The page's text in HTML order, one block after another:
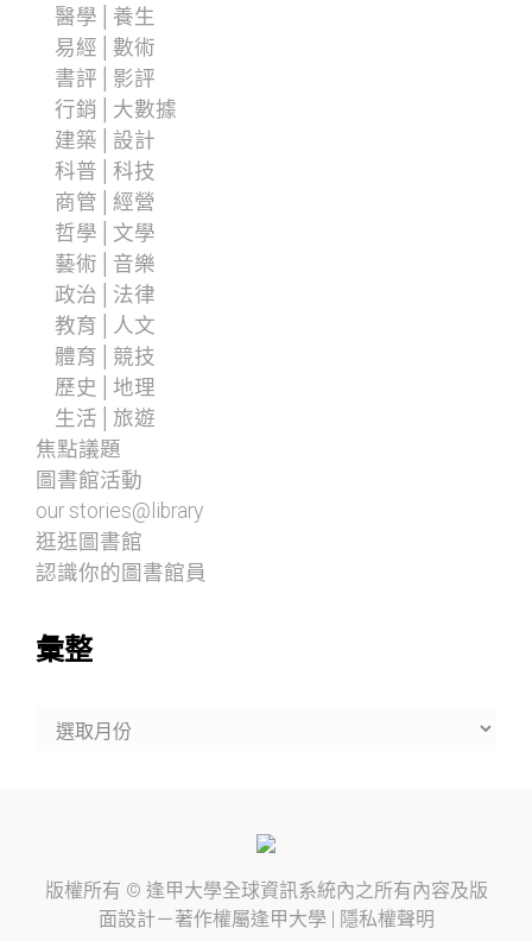
醫學│養生
易經│數術
書評│影評
行銷│大數據
建築│設計
科普│科技
商管│經營
哲學│文學
藝術│音樂
政治│法律
教育│人文
體育│競技
歷史│地理
生活│旅遊
焦點議題
圖書館活動
our stories@library
逛逛圖書館
認識你的圖書館員
彙整
版權所有 © 逢甲大學全球資訊系統內之所有內容及版
面設計－著作權屬逢甲大學 | 隱私權聲明